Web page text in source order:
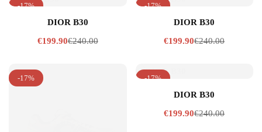
-17%
DIOR B30
€240.00
€199.90
-17%
DIOR B30
€240.00
€199.90
-17% -17%
DIOR B30
€240.00
€199.90